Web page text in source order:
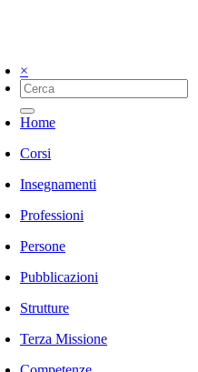
×
Home
Corsi
Insegnamenti
Professioni
Persone
Pubblicazioni
Strutture
Terza Missione